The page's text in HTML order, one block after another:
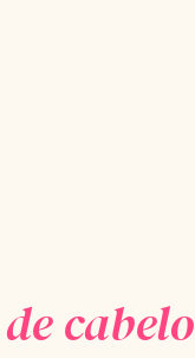
cabelo